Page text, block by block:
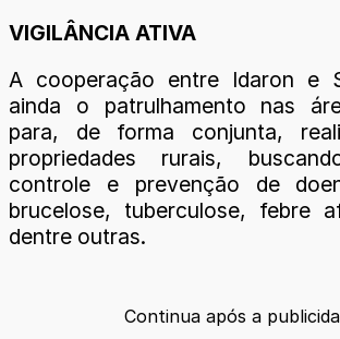
VIGILÂNCIA ATIVA
A cooperação entre Idaron e
ainda o patrulhamento nas
para, de forma conjunta,
propriedades rurais,
controle e prevenção de
brucelose, tuberculose, febre
dentre outras.
Continua após a